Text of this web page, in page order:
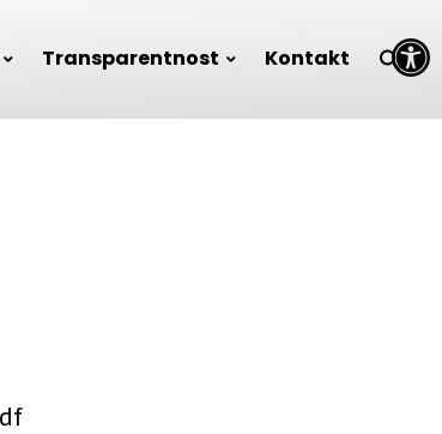
Open toolbar
Transparentnost Kontakt